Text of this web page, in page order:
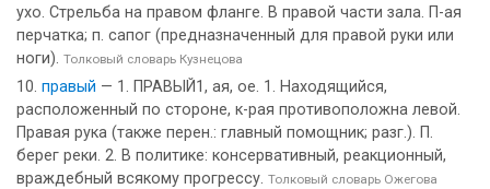
ухо. Стрельба на правом фланге. В правой части зала. П-ая
перчатка; п. сапог (предназначенный для правой руки или
ноги). Толковый словарь Кузнецова
правый — 1. ПРАВЫЙ1, ая, ое. 1. Находящийся,
расположенный по стороне, к-рая противоположна левой.
Правая рука (также перен.: главный помощник; разг.). П.
берег реки. 2. В политике: консервативный, реакционный,
враждебный всякому прогрессу. Толковый словарь Ожегова